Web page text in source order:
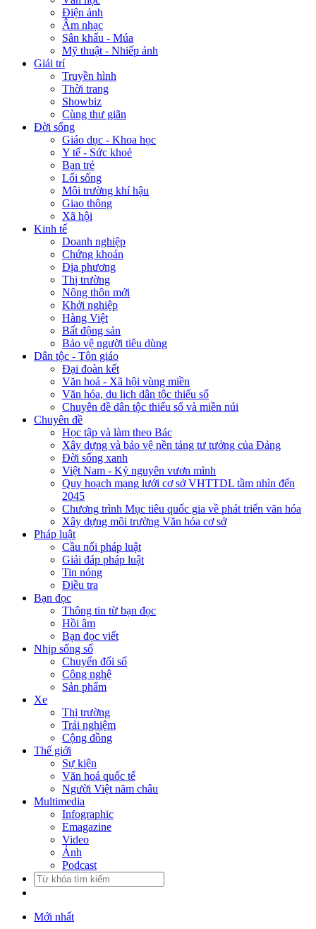
Điện ảnh
Âm nhạc
Sân khấu - Múa
Mỹ thuật - Nhiếp ảnh
Giải trí
Truyền hình
Thời trang
Showbiz
Cùng thư giãn
Đời sống
Giáo dục - Khoa học
Y tế - Sức khoẻ
Bạn trẻ
Lối sống
Môi trường khí hậu
Giao thông
Xã hội
Kinh tế
Doanh nghiệp
Chứng khoán
Địa phương
Thị trường
Nông thôn mới
Khởi nghiệp
Hàng Việt
Bất động sản
Bảo vệ người tiêu dùng
Dân tộc - Tôn giáo
Đại đoàn kết
Văn hoá - Xã hội vùng miền
Văn hóa, du lịch dân tộc thiểu số
Chuyên đề dân tộc thiểu số và miền núi
Chuyên đề
Học tập và làm theo Bác
Xây dựng và bảo vệ nền tảng tư tưởng của Đảng
Đời sống xanh
Việt Nam - Kỷ nguyên vươn mình
Quy hoạch mạng lưới cơ sở VHTTDL tầm nhìn đến
2045
Chương trình Mục tiêu quốc gia về phát triển văn hóa
Xây dựng môi trường Văn hóa cơ sở
Pháp luật
Cầu nối pháp luật
Giải đáp pháp luật
Tin nóng
Điều tra
Bạn đọc
Thông tin từ bạn đọc
Hồi âm
Bạn đọc viết
Nhịp sống số
Chuyển đổi số
Công nghệ
Sản phẩm
Xe
Thị trường
Trải nghiệm
Cộng đồng
Thế giới
Sự kiện
Văn hoá quốc tế
Người Việt năm châu
Multimedia
Infographic
Emagazine
Video
Ảnh
Podcast
Mới nhất